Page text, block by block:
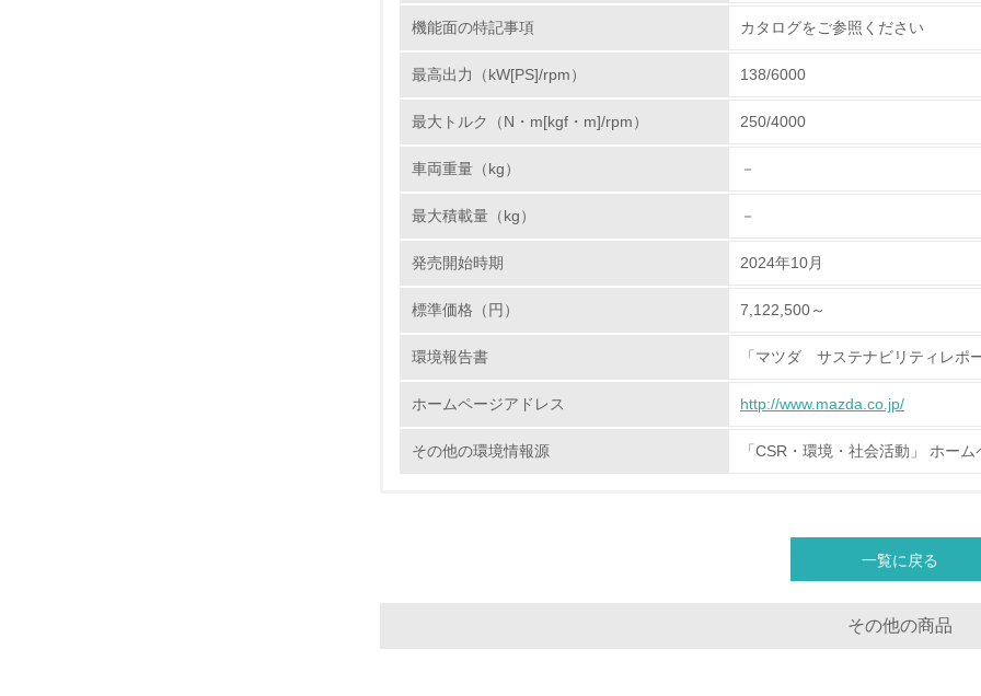
廃棄物
19. <L1> 廃棄物の発生量の削減及びリサイクルの推進、適正処理を
20. <L2> 発生する廃棄物の量と種類を把握し、具体的な削減・リサ
購入、原材料のトレーサビリティの確認等）を行っている
3.社会面の取り組み
<L1> 「人権・労働等」に関する方針、規定等を持っている
<L1> 「情報セキュリティ」に関する方針、規定等を持っている
機能面の特記事項 カタログをご参照ください
最高出力（kW[PS]/rpm） 138/6000
最大トルク（N・m[kgf・m]/rpm） 250/4000
車両重量（kg） －
最大積載量（kg） －
発売開始時期 2024年10月
標準価格（円） 7,122,500～
環境報告書 「マツダ サステナビリティレポ
ホームページアドレス http://www.mazda.co.jp/
その他の環境情報源 「CSR・環境・社会活動」 ホーム
一覧に戻る
その他の商品